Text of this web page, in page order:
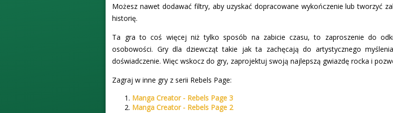
Możesz nawet dodawać filtry, aby uzyskać dopracowane wykończenie lub tworzyć
historię.
Ta gra to coś więcej niż tylko sposób na zabicie czasu, to zaproszenie do
osobowości. Gry dla dziewcząt takie jak ta zachęcają do artystycznego
doświadczenie. Więc wskocz do gry, zaprojektuj swoją najlepszą gwiazdę rocka i
Zagraj w inne gry z serii Rebels Page:
Manga Creator - Rebels Page 3
Manga Creator - Rebels Page 2